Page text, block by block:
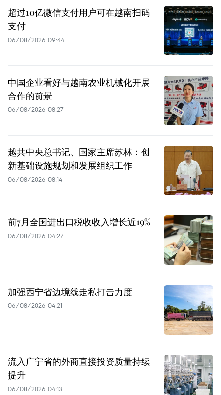
超过10亿微信支付用户可在越南扫码
支付
06/08/2026 09:44
中国企业看好与越南农业机械化开展
合作的前景
06/08/2026 08:27
越共中央总书记、国家主席苏林：创
新基础设施规划和发展组织工作
06/08/2026 08:14
前7月全国进出口税收收入增长近19%
06/08/2026 04:27
加强西宁省边境线走私打击力度
06/08/2026 04:21
流入广宁省的外商直接投资质量持续
提升
06/08/2026 04:13